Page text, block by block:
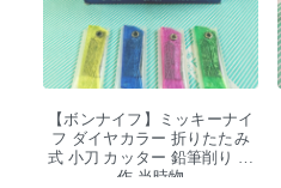
【ボンナイフ】ミッキーナイ
フ ダイヤカラー 折りたたみ
式 小刀 カッター 鉛筆削り 工
作 当時物